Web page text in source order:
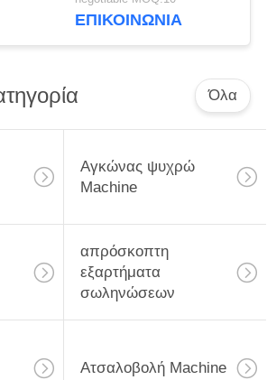
διυλιστήρια
ΕΠΙΚΟΙΝΩΝΙΑ
Όλα
Αγκώνας ψυχρώ
Machine
απρόσκοπτη
εξαρτήματα
σωληνώσεων
Ατσαλοβολή Machine